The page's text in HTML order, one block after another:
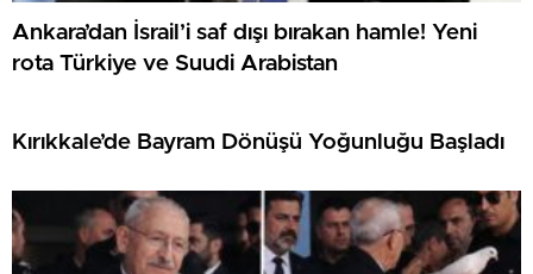
Ankara’dan İsrail’i saf dışı bırakan hamle! Yeni
rota Türkiye ve Suudi Arabistan
Kırıkkale’de Bayram Dönüşü Yoğunluğu Başladı